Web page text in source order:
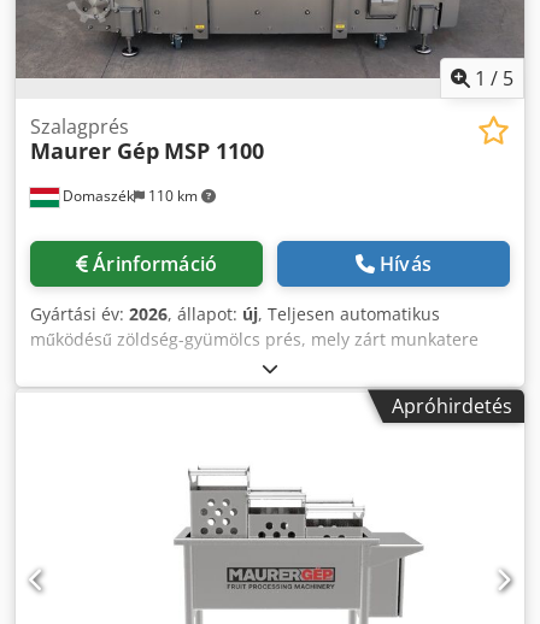
1 / 5
Domaszék 110 km
Szalagprés
Maurer Gép MSP 1100
Árinformáció Hívás
Gyártási év: 2026, állapot: új, Teljesen automatikus
működésű zöldség-gyümölcs prés, mely zárt munkatere
miatt alkalmas az oxidáció minimálisra csökkentésére. A
gép alatt két darab magasnyomású szórófej kapott helyett,
melyek folyamatos forgása végig garantálja az optimális
távolsága miatt a habzás többé nem jelent problémát. A
gép nagy része szerszámok nélkül szétszedhető, ezért
könnyen takarítható. Nagy teherbírású rezgéscsillapító
géplábakkal. Minimális karbantartást igényel. Műszaki
adatok: • Teljesítmény: 1100 kg/óra • Elektromos igény: 1,5
kW, 400 V, 16 A • Anyagminőség: Wnr. 1.4301, AISI 304
rozsdamentes acél • Méretek: 2200x1330x1200 mm •
Apróhirdetés